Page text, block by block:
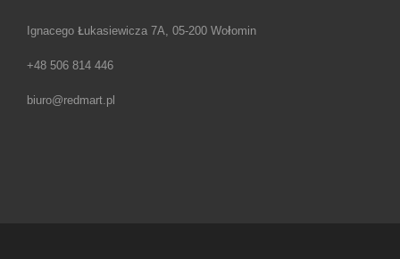
Ignacego Łukasiewicza 7A, 05-200 Wołomin
+48 506 814 446
biuro@redmart.pl